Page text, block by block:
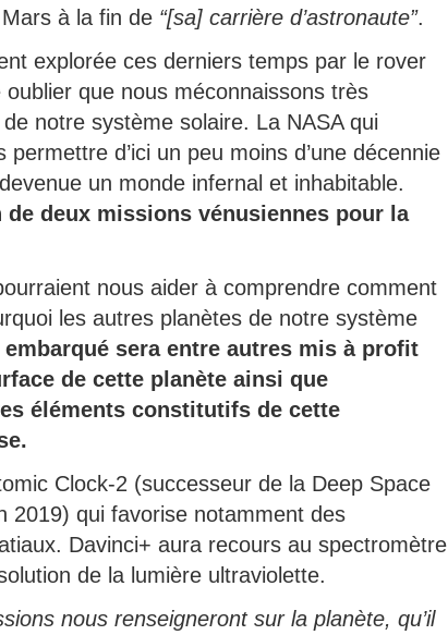
à la fin de “[sa] carrière d’astronaute”.
explorée ces derniers temps par le rover
que nous méconnaissons très
notre système solaire. La NASA qui
d’ici un peu moins d’une décennie
un monde infernal et inhabitable.
deux missions vénusiennes pour la
nous aider à comprendre comment
les autres planètes de notre système
sera entre autres mis à profit
de cette planète ainsi que
éléments constitutifs de cette
Clock-2 (successeur de la Deep Space
2019) qui favorise notamment des
Davinci+ aura recours au spectromètre
de la lumière ultraviolette.
nous renseigneront sur la planète, qu’il